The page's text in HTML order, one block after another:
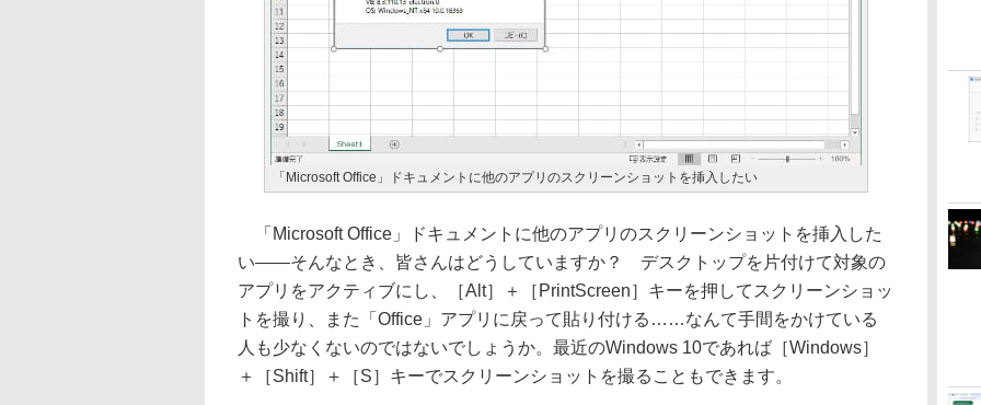
「Microsoft Office」ドキュメントに他のアプリのスクリーンショットを挿入したい
「Microsoft Office」ドキュメントに他のアプリのスクリーンショットを挿入した
い――そんなとき、皆さんはどうしていますか？ デスクトップを片付けて対象の
アプリをアクティブにし、［Alt］＋［PrintScreen］キーを押してスクリーンショッ
トを撮り、また「Office」アプリに戻って貼り付ける……なんて手間をかけている
人も少なくないのではないでしょうか。最近のWindows 10であれば［Windows］
＋［Shift］＋［S］キーでスクリーンショットを撮ることもできます。